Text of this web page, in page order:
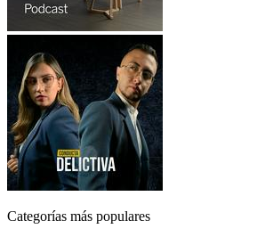
Categorías más populares